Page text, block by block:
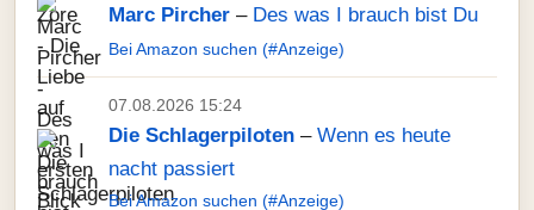
Marc Pircher – Des was I brauch bist Du
Bei Amazon suchen (#Anzeige)
07.08.2026 15:24
Die Schlagerpiloten – Wenn es heute
nacht passiert
Bei Amazon suchen (#Anzeige)